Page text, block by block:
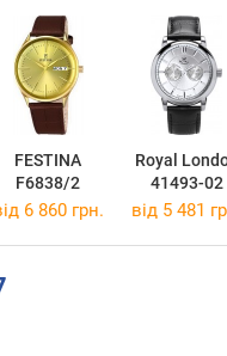
FESTINA
F6838/2
Royal
41493-02
6 860 грн. від 5 481